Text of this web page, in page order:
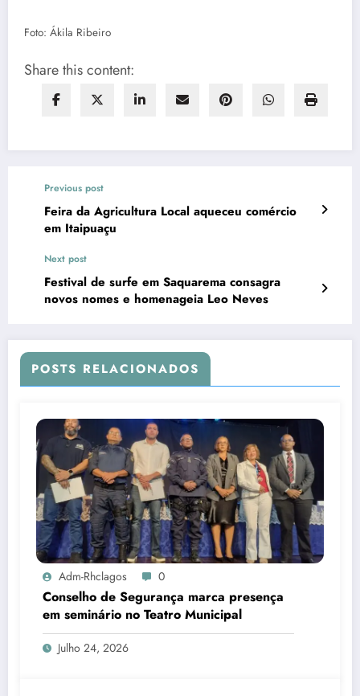
Foto: Ákila Ribeiro
Share this content:
Previous post
Feira da Agricultura Local aqueceu comércio
em Itaipuaçu
Next post
Festival de surfe em Saquarema consagra
novos nomes e homenageia Leo Neves
POSTS RELACIONADOS
Adm-Rhclagos 0
Conselho de Segurança marca presença
em seminário no Teatro Municipal
Julho 24, 2026